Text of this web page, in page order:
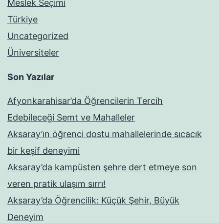
Meslek Seçimi
Türkiye
Uncategorized
Üniversiteler
Son Yazılar
Afyonkarahisar’da Öğrencilerin Tercih
Edebileceği Semt ve Mahalleler
Aksaray’ın öğrenci dostu mahallelerinde sıcacık
bir keşif deneyimi
Aksaray’da kampüsten şehre dert etmeye son
veren pratik ulaşım sırrı!
Aksaray’da Öğrencilik: Küçük Şehir, Büyük
Deneyim